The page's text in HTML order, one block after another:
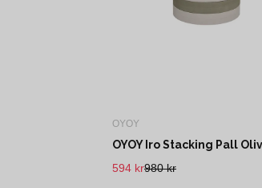
OYOY
980 kr
594 kr